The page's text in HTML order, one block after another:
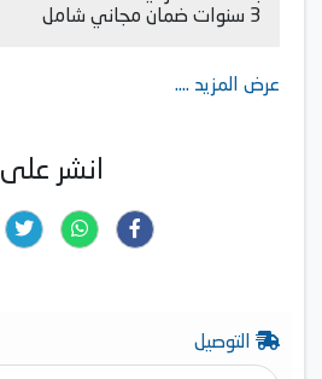
3 سنوات ضمان مجاني شامل
عرض المزيد ....
انشر على
التوصيل